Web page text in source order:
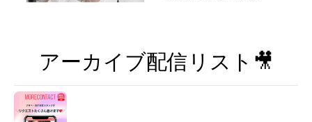
アーカイブ配信リスト🎥